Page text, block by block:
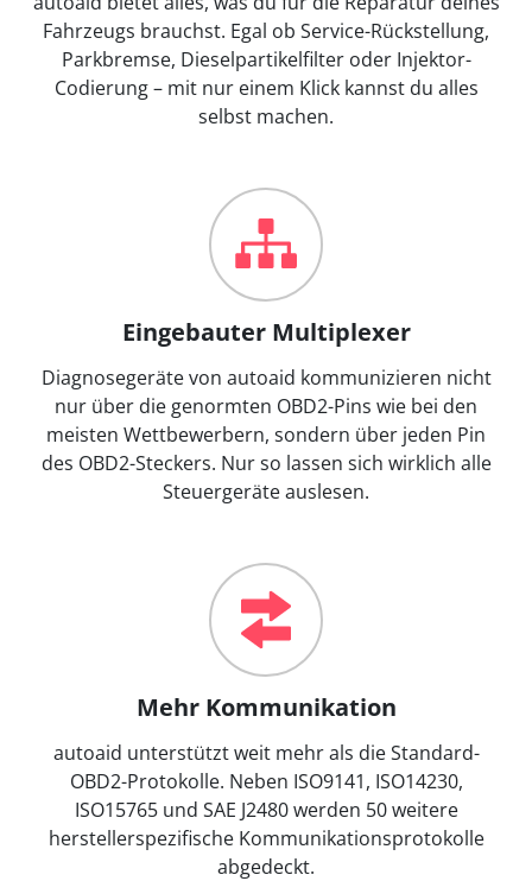
Fahrzeugs brauchst. Egal ob Service-Rückstellung,
Parkbremse, Dieselpartikelfilter oder Injektor-
Codierung – mit nur einem Klick kannst du alles
selbst machen.
Eingebauter Multiplexer
Diagnosegeräte von autoaid kommunizieren nicht
nur über die genormten OBD2-Pins wie bei den
meisten Wettbewerbern, sondern über jeden Pin
des OBD2-Steckers. Nur so lassen sich wirklich alle
Steuergeräte auslesen.
Mehr Kommunikation
autoaid unterstützt weit mehr als die Standard-
OBD2-Protokolle. Neben ISO9141, ISO14230,
ISO15765 und SAE J2480 werden 50 weitere
herstellerspezifische Kommunikationsprotokolle
abgedeckt.